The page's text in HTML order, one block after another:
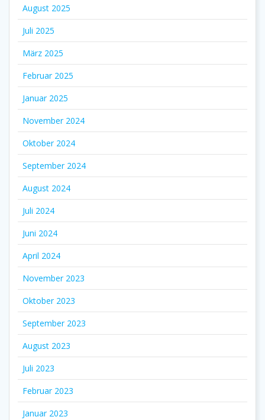
August 2025
Juli 2025
März 2025
Februar 2025
Januar 2025
November 2024
Oktober 2024
September 2024
August 2024
Juli 2024
Juni 2024
April 2024
November 2023
Oktober 2023
September 2023
August 2023
Juli 2023
Februar 2023
Januar 2023